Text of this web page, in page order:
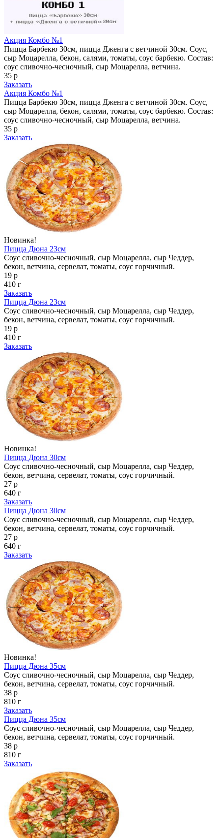
Акция Комбо №1
Пицца Барбекю 30см, пицца Дженга с ветчиной 30см. Соус,
сыр Моцарелла, бекон, салями, томаты, соус барбекю. Состав:
соус сливочно-чесночный, сыр Моцарелла, ветчина.
35 р
Заказать
Акция Комбо №1
Пицца Барбекю 30см, пицца Дженга с ветчиной 30см. Соус,
сыр Моцарелла, бекон, салями, томаты, соус барбекю. Состав:
соус сливочно-чесночный, сыр Моцарелла, ветчина.
35 р
Заказать
Новинка!
Пицца Дюна 23см
Соус сливочно-чесночный, сыр Моцарелла, сыр Чеддер,
бекон, ветчина, сервелат, томаты, соус горчичный.
19 р
410 г
Заказать
Пицца Дюна 23см
Соус сливочно-чесночный, сыр Моцарелла, сыр Чеддер,
бекон, ветчина, сервелат, томаты, соус горчичный.
19 р
410 г
Заказать
Новинка!
Пицца Дюна 30см
Соус сливочно-чесночный, сыр Моцарелла, сыр Чеддер,
бекон, ветчина, сервелат, томаты, соус горчичный.
27 р
640 г
Заказать
Пицца Дюна 30см
Соус сливочно-чесночный, сыр Моцарелла, сыр Чеддер,
бекон, ветчина, сервелат, томаты, соус горчичный.
27 р
640 г
Заказать
Новинка!
Пицца Дюна 35см
Соус сливочно-чесночный, сыр Моцарелла, сыр Чеддер,
бекон, ветчина, сервелат, томаты, соус горчичный.
38 р
810 г
Заказать
Пицца Дюна 35см
Соус сливочно-чесночный, сыр Моцарелла, сыр Чеддер,
бекон, ветчина, сервелат, томаты, соус горчичный.
38 р
810 г
Заказать